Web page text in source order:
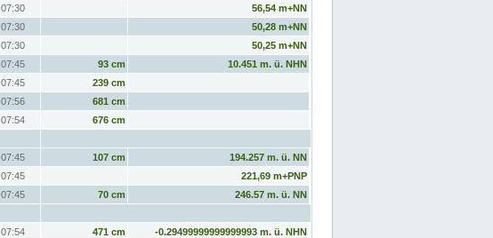
07:30
56,54 m+NN
07:30
50,28 m+NN
07:30
50,25 m+NN
07:45 93 cm
10.451 m. ü. NHN
07:45
239 cm
07:56
681 cm
07:54
676 cm
07:45 107 cm
194.257 m. ü. NN
07:45
221,69 m+PNP
07:45 70 cm
246.57 m. ü. NN
07:54 471 cm
-0.29499999999999993 m. ü. NHN